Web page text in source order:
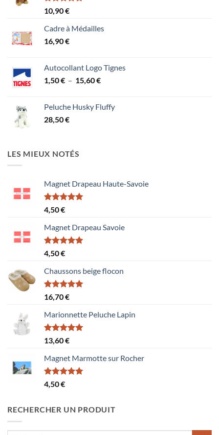
Note5.00
sur 5
10,90€
Cadre à Médailles
16,90€
Autocollant Logo Tignes
1,50€ – 15,60€Plage
1,50 €
Peluche Husky Fluffy
28,50€
LES MIEUX NOTÉS
Magnet Drapeau Haute-Savoie
Note5.00
sur 5
4,50€
Magnet Drapeau Savoie
Note5.00
sur 5
4,50€
Chaussons beige flocon
Note5.00
sur 5
16,70€
Marionnette Peluche Lapin
Note5.00
sur 5
13,60€
Magnet Marmotte sur Rocher
Note5.00
sur 5
4,50€
RECHERCHER UN PRODUIT